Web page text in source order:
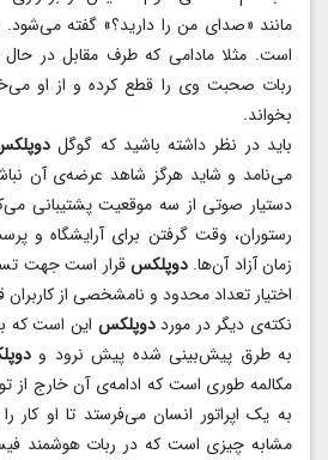
مانند «صدای من را دارید؟» گفته
است. مثلا مادامی که طرف مقابل در
ربات صحبت وی را قطع کرده و از او
بخواند.
باید در نظر داشته باشید که گوگلدوپلکس
می‌نامد و شاید هرگز شاهد عرضه‌ی آن
دستیار صوتی از سه موقعیت پشتیبانی
رستوران، وقت گرفتن برای آرایشگاه و
زمان آزاد آن‌ها. دوپلکسقرار است جهت
اختیار تعداد محدود و نامشخصی از کاربران
نکته‌ی دیگر در مورددوپلکساین است که به
به طرق پیش‌بینی شده پیش نرود و
مکالمه طوری است که ادامه‌ی آن خارج از
به یک اپراتور انسان می‌فرستد تا او کار
مشابه چیزی است که در ربات هوشمند